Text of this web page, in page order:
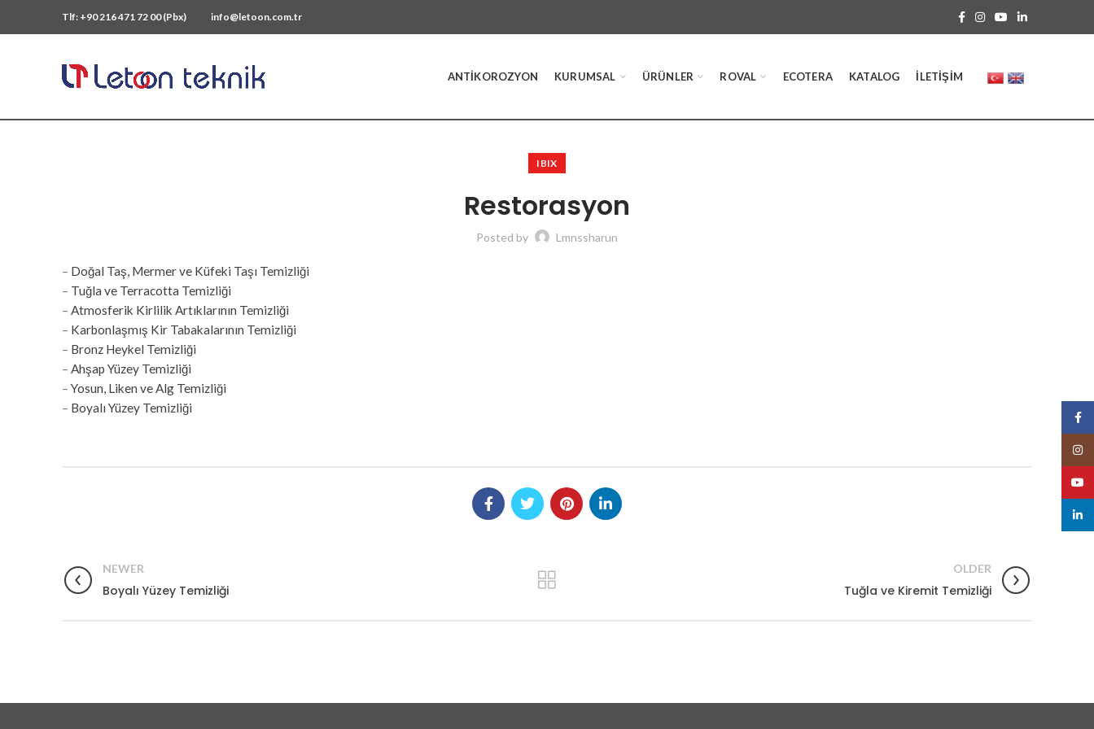
Tlf: +90 216 471 72 00 (Pbx) info@letoon.com.tr
ANTIKOROZYON KURUMSAL ÜRÜNLER ROVAL ECOTERA KATALOG İLETIŞIM
IBIX
Restorasyon
Posted by Lmnssharun
– Doğal Taş, Mermer ve Küfeki Taşı Temizliği
– Tuğla ve Terracotta Temizliği
– Atmosferik Kirlilik Artıklarının Temizliği
– Karbonlaşmış Kir Tabakalarının Temizliği
– Bronz Heykel Temizliği
– Ahşap Yüzey Temizliği
– Yosun, Liken ve Alg Temizliği
– Boyalı Yüzey Temizliği
NEWER
Boyalı Yüzey Temizliği
OLDER
Tuğla ve Kiremit Temizliği